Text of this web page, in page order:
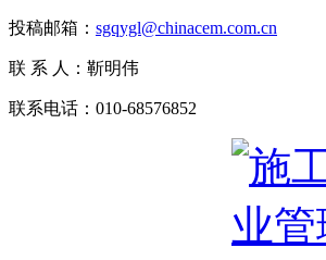
投稿邮箱： sgqygl@chinacem.com.cn
联 系 人：靳明伟
联系电话：010-68576852